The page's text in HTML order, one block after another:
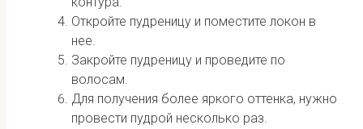
Откройте пудреницу и поместите локон в
нее.
Закройте пудреницу и проведите по
волосам.
Для получения более яркого оттенка, нужно
провести пудрой несколько раз.